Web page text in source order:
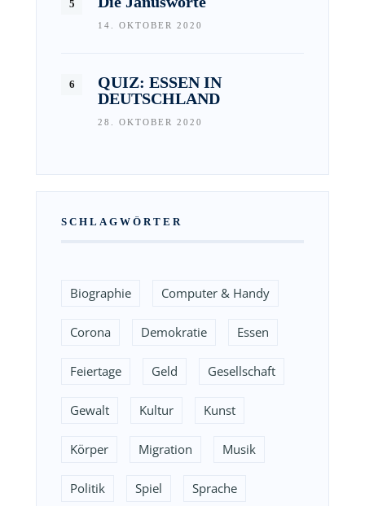
14. OKTOBER 2020
QUIZ: ESSEN IN
DEUTSCHLAND
28. OKTOBER 2020
SCHLAGWÖRTER
Biographie Computer & Handy
Corona Demokratie Essen
Feiertage Geld Gesellschaft
Gewalt Kultur Kunst
Körper Migration Musik
Politik Spiel Sprache